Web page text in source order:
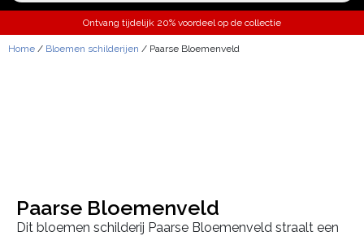
Ontvang tijdelijk 20% voordeel op de collectie
Home / Bloemen schilderijen / Paarse Bloemenveld
Paarse Bloemenveld
Dit bloemen schilderij Paarse Bloemenveld straalt een